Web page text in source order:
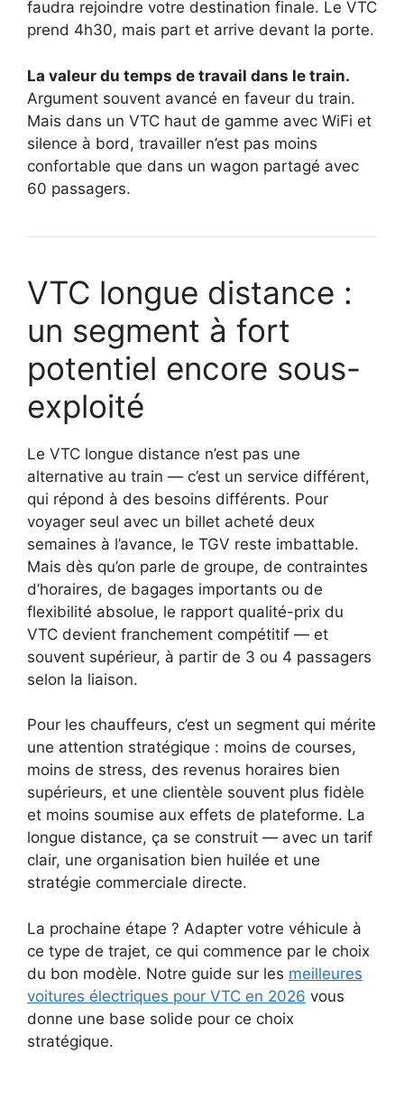
faudra rejoindre votre destination finale. Le VTC
prend 4h30, mais part et arrive devant la porte.
La valeur du temps de travail dans le train.
Argument souvent avancé en faveur du train.
Mais dans un VTC haut de gamme avec WiFi et
silence à bord, travailler n’est pas moins
confortable que dans un wagon partagé avec
60 passagers.
VTC longue distance :
un segment à fort
potentiel encore sous-
exploité
Le VTC longue distance n’est pas une
alternative au train — c’est un service différent,
qui répond à des besoins différents. Pour
voyager seul avec un billet acheté deux
semaines à l’avance, le TGV reste imbattable.
Mais dès qu’on parle de groupe, de contraintes
d’horaires, de bagages importants ou de
flexibilité absolue, le rapport qualité-prix du
VTC devient franchement compétitif — et
souvent supérieur, à partir de 3 ou 4 passagers
selon la liaison.
Pour les chauffeurs, c’est un segment qui mérite
une attention stratégique : moins de courses,
moins de stress, des revenus horaires bien
supérieurs, et une clientèle souvent plus fidèle
et moins soumise aux effets de plateforme. La
longue distance, ça se construit — avec un tarif
clair, une organisation bien huilée et une
stratégie commerciale directe.
La prochaine étape ? Adapter votre véhicule à
ce type de trajet, ce qui commence par le choix
du bon modèle. Notre guide sur les meilleures
voitures électriques pour VTC en 2026 vous
donne une base solide pour ce choix
stratégique.